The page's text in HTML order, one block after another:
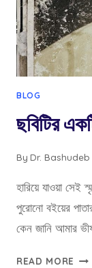
BLOG
ছবিটির
By Dr.
হারিয়ে যাওয়া সেই
পুরোনো বইয়ের
কেন জানি আমার
READ MORE ছবিটির